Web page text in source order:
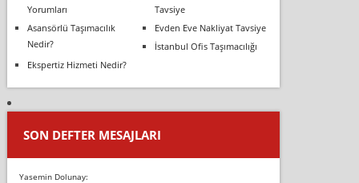
Yorumları
Tavsiye
Asansörlü Taşımacılık
Nedir?
Evden Eve Nakliyat Tavsiye
İstanbul Ofis Taşımacılığı
Ekspertiz Hizmeti Nedir?
SON DEFTER MESAJLARI
Yasemin Dolunay: